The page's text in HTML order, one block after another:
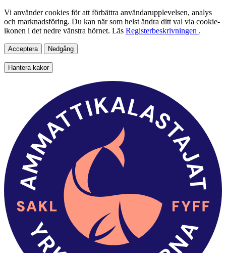
Vi använder cookies för att förbättra användarupplevelsen, analys
och marknadsföring. Du kan när som helst ändra ditt val via cookie-
ikonen i det nedre vänstra hörnet. Läs Registerbeskrivningen .
Acceptera Nedgång
Hantera kakor